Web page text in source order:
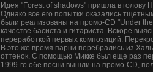
Идея "Forest of shadows" пришла в голову
Однако все его попытки оказались
были реализованы на промо-CD "Under
качестве басиста и гитариста. Вскоре
переработкой первых композиций.
В это же время парни перебрались из
оттенок. С помощью Микке был еще раз
1999-го обе песни вышли на промо-CD,